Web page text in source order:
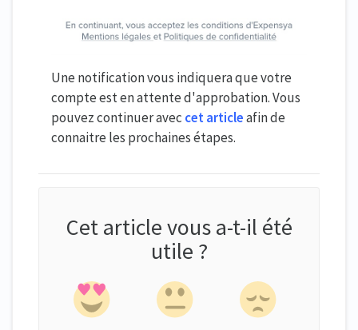
Une notification vous indiquera que votre
compte est en attente d'approbation. Vous
pouvez continuer avec cet articleafin de
connaitre les prochaines étapes.
Cet article vous a-t-il été
utile ?